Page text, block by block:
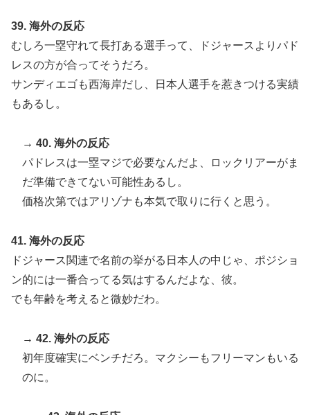
39. 海外の反応
むしろ一塁守れて長打ある選手って、ドジャースよりパド
レスの方が合ってそうだろ。
サンディエゴも西海岸だし、日本人選手を惹きつける実績
もあるし。
→ 40. 海外の反応
パドレスは一塁マジで必要なんだよ、ロックリアーがま
だ準備できてない可能性あるし。
価格次第ではアリゾナも本気で取りに行くと思う。
41. 海外の反応
ドジャース関連で名前の挙がる日本人の中じゃ、ポジショ
ン的には一番合ってる気はするんだよな、彼。
でも年齢を考えると微妙だわ。
→ 42. 海外の反応
初年度確実にベンチだろ。マクシーもフリーマンもいる
のに。